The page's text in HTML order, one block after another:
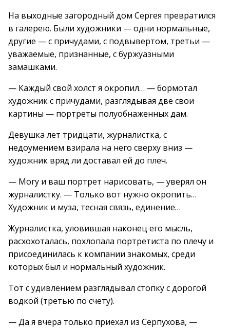
На выходные загородный дом Сергея превратился
в галерею. Были художники — одни нормальные,
другие — с причудами, с подвывертом, третьи —
уважаемые, признанные, с буржуазными
замашками.
— Каждый свой холст я окропил… — бормотал
художник с причудами, разглядывая две свои
картины — портреты полуобнаженных дам.
Девушка лет тридцати, журналистка, с
недоумением взирала на него сверху вниз —
художник вряд ли доставал ей до плеч.
— Могу и ваш портрет нарисовать, — уверял он
журналистку. — Только вот нужно окропить…
Художник и муза, тесная связь, единение…
Журналистка, уловившая наконец его мысль,
расхохоталась, похлопала портретиста по плечу и
присоединилась к компании знакомых, среди
которых был и нормальный художник.
Тот с удивлением разглядывал стопку с дорогой
водкой (третью по счету).
— Да я вчера только приехал из Серпухова, —